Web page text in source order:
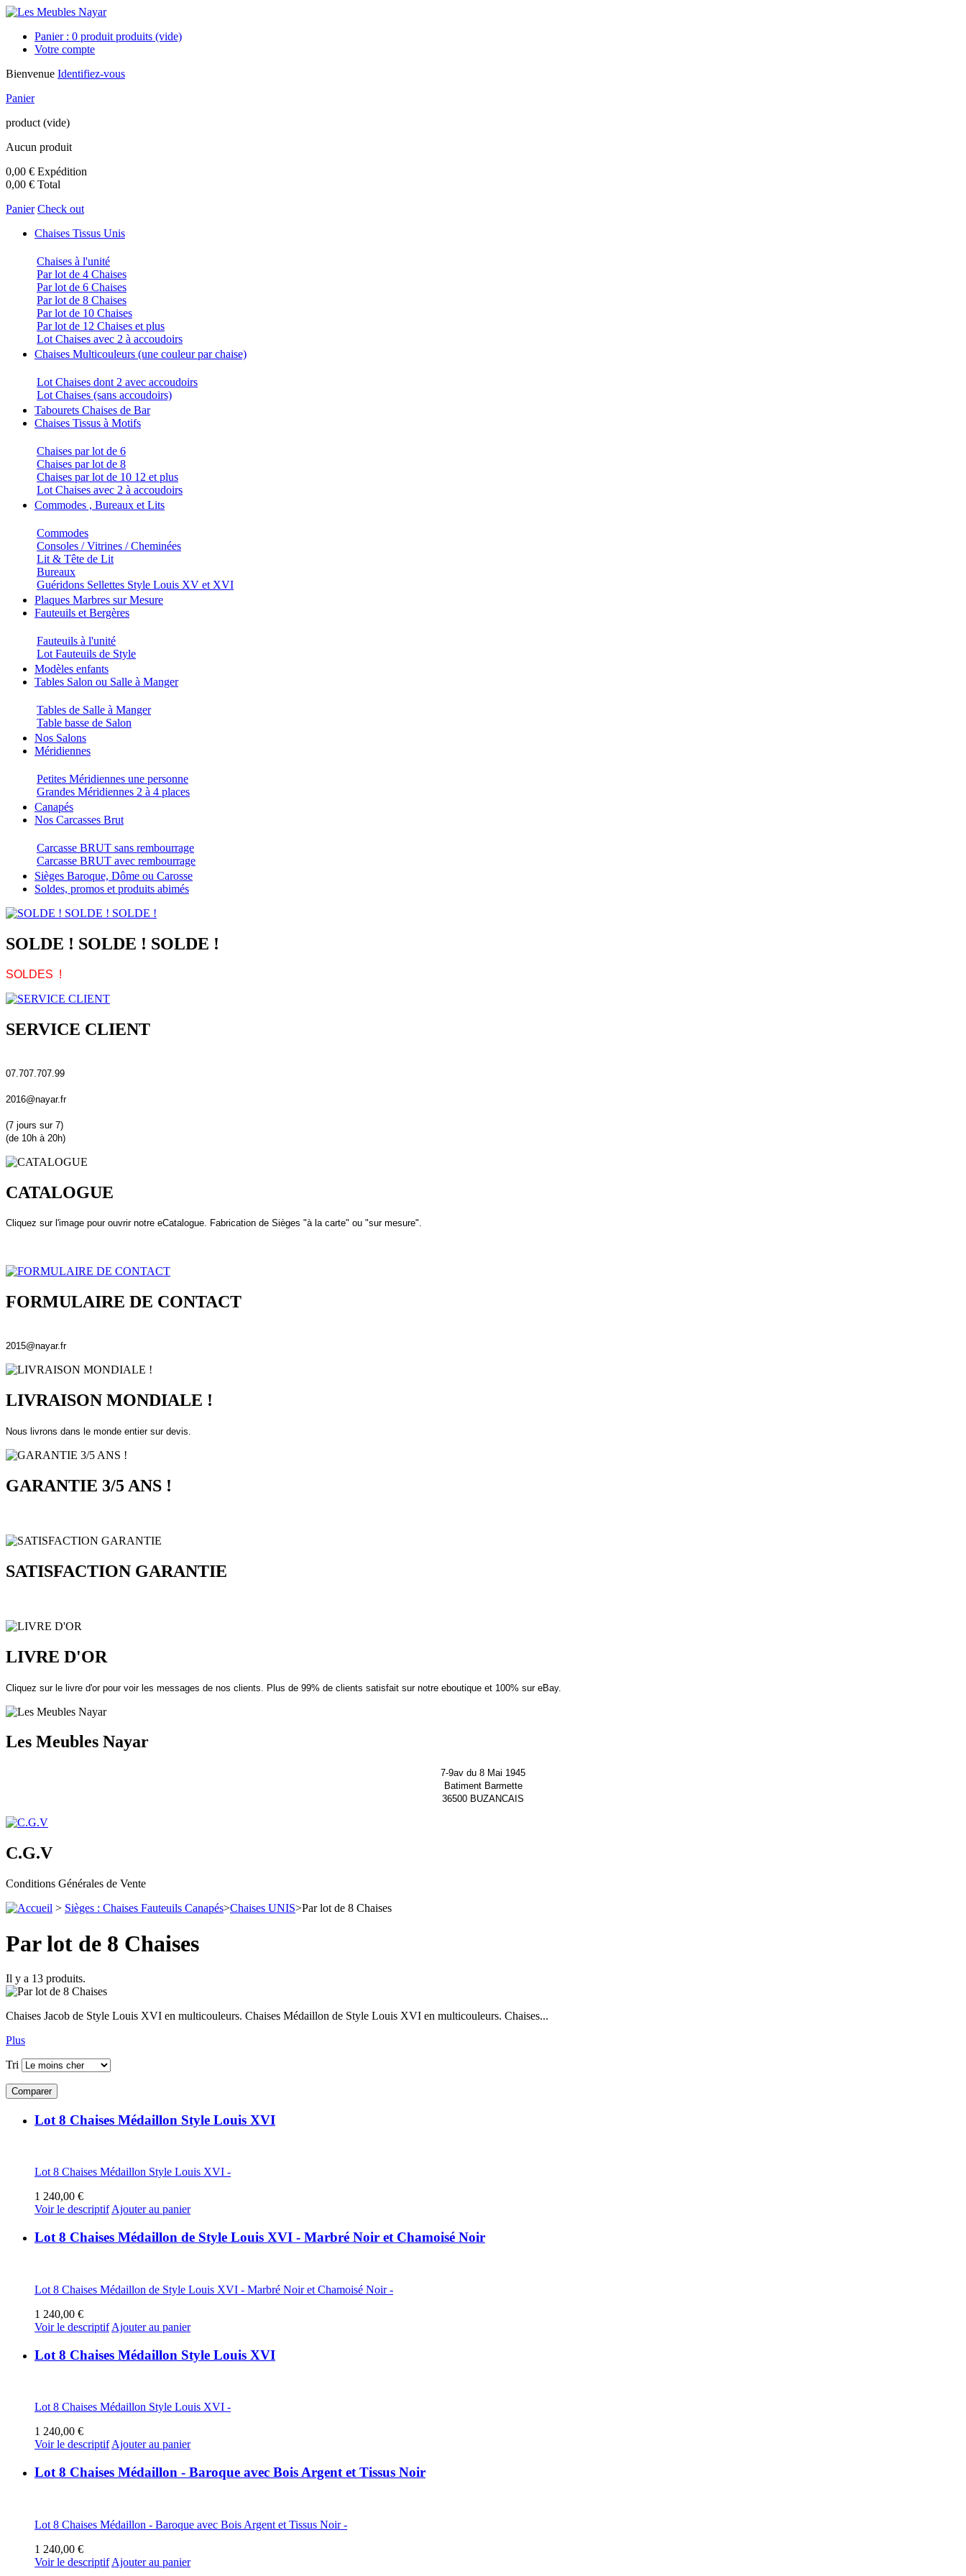
Panier : 0 produit produits (vide)
Votre compte
Bienvenue Identifiez-vous
Panier
product (vide)
Aucun produit
0,00 € Expédition
0,00 € Total
Panier Check out
Chaises Tissus Unis
Chaises à l'unité
Par lot de 4 Chaises
Par lot de 6 Chaises
Par lot de 8 Chaises
Par lot de 10 Chaises
Par lot de 12 Chaises et plus
Lot Chaises avec 2 à accoudoirs
Chaises Multicouleurs (une couleur par chaise)
Lot Chaises dont 2 avec accoudoirs
Lot Chaises (sans accoudoirs)
Tabourets Chaises de Bar
Chaises Tissus à Motifs
Chaises par lot de 6
Chaises par lot de 8
Chaises par lot de 10 12 et plus
Lot Chaises avec 2 à accoudoirs
Commodes , Bureaux et Lits
Commodes
Consoles / Vitrines / Cheminées
Lit & Tête de Lit
Bureaux
Guéridons Sellettes Style Louis XV et XVI
Plaques Marbres sur Mesure
Fauteuils et Bergères
Fauteuils à l'unité
Lot Fauteuils de Style
Modèles enfants
Tables Salon ou Salle à Manger
Tables de Salle à Manger
Table basse de Salon
Nos Salons
Méridiennes
Petites Méridiennes une personne
Grandes Méridiennes 2 à 4 places
Canapés
Nos Carcasses Brut
Carcasse BRUT sans rembourrage
Carcasse BRUT avec rembourrage
Sièges Baroque, Dôme ou Carosse
Soldes, promos et produits abimés
SOLDE ! SOLDE ! SOLDE !
SOLDES !
SERVICE CLIENT
07.707.707.99
2016@nayar.fr
(7 jours sur 7)
(de 10h à 20h)
CATALOGUE
Cliquez sur l'image pour ouvrir notre eCatalogue. Fabrication de Sièges "à la carte" ou "sur mesure".
FORMULAIRE DE CONTACT
2015@nayar.fr
LIVRAISON MONDIALE !
Nous livrons dans le monde entier sur devis.
GARANTIE 3/5 ANS !
SATISFACTION GARANTIE
LIVRE D'OR
Cliquez sur le livre d'or pour voir les messages de nos clients. Plus de 99% de clients satisfait sur notre eboutique et 100% sur eBay.
Les Meubles Nayar
7-9av du 8 Mai 1945
Batiment Barmette
36500 BUZANCAIS
C.G.V
Conditions Générales de Vente
> Sièges : Chaises Fauteuils Canapés>Chaises UNIS>Par lot de 8 Chaises
Par lot de 8 Chaises
Il y a 13 produits.
Chaises Jacob de Style Louis XVI en multicouleurs. Chaises Médaillon de Style Louis XVI en multicouleurs. Chaises...
Plus
Tri
Lot 8 Chaises Médaillon Style Louis XVI
Lot 8 Chaises Médaillon Style Louis XVI -
1 240,00 €
Voir le descriptifAjouter au panier
Lot 8 Chaises Médaillon de Style Louis XVI - Marbré Noir et Chamoisé Noir
Lot 8 Chaises Médaillon de Style Louis XVI - Marbré Noir et Chamoisé Noir -
1 240,00 €
Voir le descriptif Ajouter au panier
Lot 8 Chaises Médaillon Style Louis XVI
Lot 8 Chaises Médaillon Style Louis XVI -
1 240,00 €
Voir le descriptif Ajouter au panier
Lot 8 Chaises Médaillon - Baroque avec Bois Argent et Tissus Noir
Lot 8 Chaises Médaillon - Baroque avec Bois Argent et Tissus Noir -
1 240,00 €
Voir le descriptif Ajouter au panier